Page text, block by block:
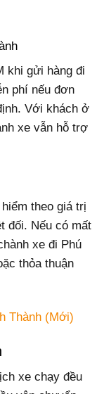
khi gửi hàng đi
phí nếu đơn
Với khách ở
xe vẫn hỗ trợ
theo giá trị
đối. Nếu có mất
xe đi Phú
thỏa thuận
Thành (Mới)
xe chạy đều